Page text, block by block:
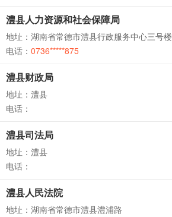
澧县人力资源和社会保障局
地址：湖南省常德市澧县行政服务中心三号楼
电话： 0736*****875
澧县财政局
地址：澧县
电话：
澧县司法局
地址：澧县
电话：
澧县人民法院
地址：湖南省常德市澧县澧浦路